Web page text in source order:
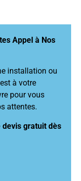
Appel à Nos
installation ou
à votre
pour vous
attentes.
gratuit dès